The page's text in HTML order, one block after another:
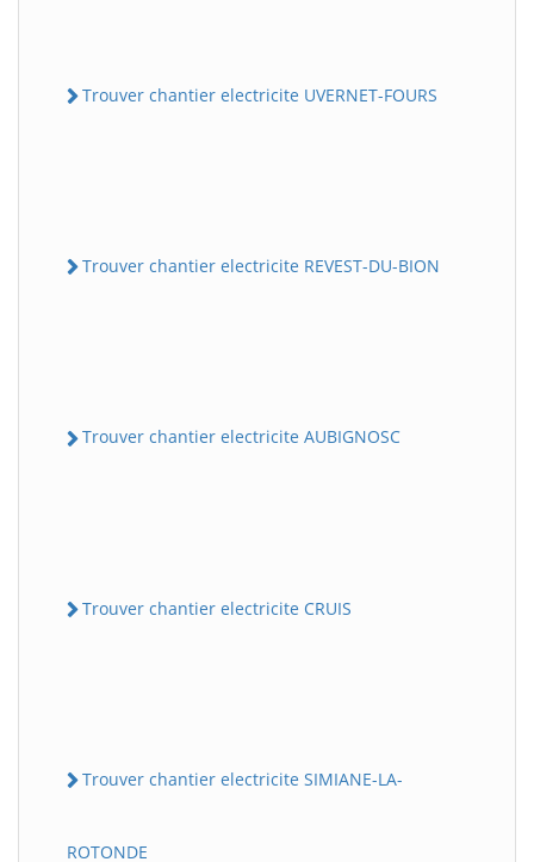
Trouver chantier electricite UVERNET-FOURS
Trouver chantier electricite REVEST-DU-BION
Trouver chantier electricite AUBIGNOSC
Trouver chantier electricite CRUIS
Trouver chantier electricite SIMIANE-LA-
ROTONDE